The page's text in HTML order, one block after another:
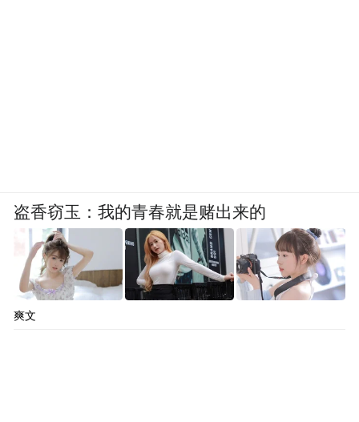
盗香窃玉：我的青春就是赌出来的
爽文